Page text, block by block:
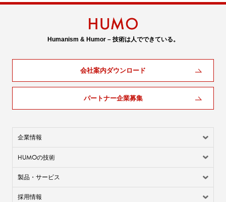
Humanism & Humor – 技術は人でできている。
会社案内ダウンロード
パートナー企業募集
企業情報
HUMOの技術
製品・サービス
採用情報